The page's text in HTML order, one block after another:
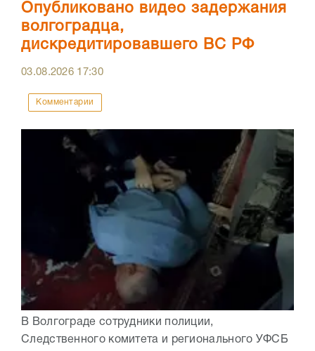
Опубликовано видео задержания
волгоградца,
дискредитировавшего ВС РФ
03.08.2026 17:30
Комментарии
В Волгограде сотрудники полиции,
Следственного комитета и регионального УФСБ